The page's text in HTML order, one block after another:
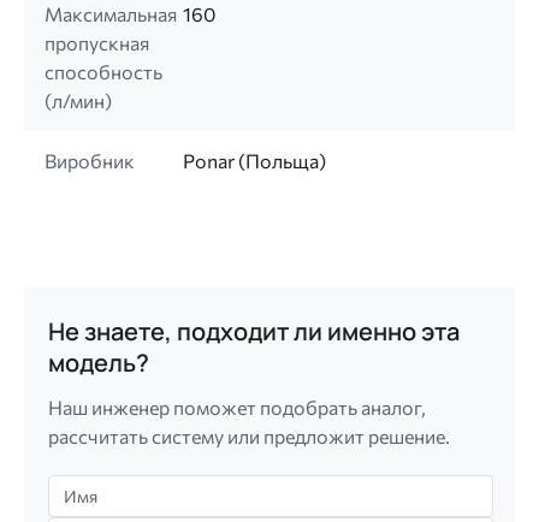
Максимальная
пропускная
способность
(л/мин)
160
Виробник Ponar (Польща)
Не знаете, подходит ли именно эта
модель?
Наш инженер поможет подобрать аналог,
рассчитать систему или предложит решение.
Имя